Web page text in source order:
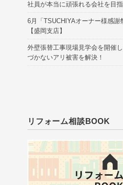
社員が本当に頑張れる会社を目
6月「TSUCHIYAオーナー様感謝
【盛岡支店】
外壁張替工事現場見学会を開催
づかないアリ被害を解決！
リフォーム相談BOOK